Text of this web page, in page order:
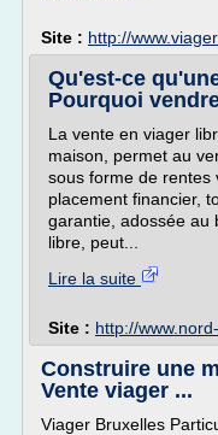
Site : http://
Qu'est-ce
Pourquoi
La vente en viager
maison, permet au
sous forme de rentes
placement financier,
garantie, adossée au
libre, peut...
Lire la suite
Site : http://
Construire une
Vente viager ...
Viager Bruxelles